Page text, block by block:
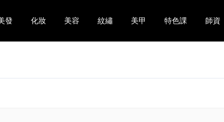
發 化妝 美容 紋繡 美甲 特色課 師資